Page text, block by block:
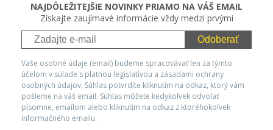
NAJDÔLEŽITEJŠIE NOVINKY PRIAMO NA VÁŠ EMAIL
Získajte zaujímavé informácie vždy medzi prvými
Odoberať
Vaše osobné údaje (email) budeme spracovávať len za týmto
účelom v súlade s platnou legislatívou a zásadami ochrany
osobných údajov. Súhlas potvrdíte kliknutím na odkaz, ktorý vám
pošleme na váš email. Súhlas môžete kedykoľvek odvolať
písomne, emailom alebo kliknutím na odkaz z ktoréhokoľvek
informačného emailu.